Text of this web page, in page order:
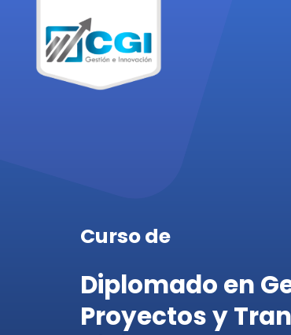
Curso de
Diplomado en
Proyectos y